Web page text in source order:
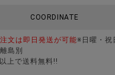
COORDINATE
文は即日発送が可能※日曜・祝
島別
上で送料無料!!